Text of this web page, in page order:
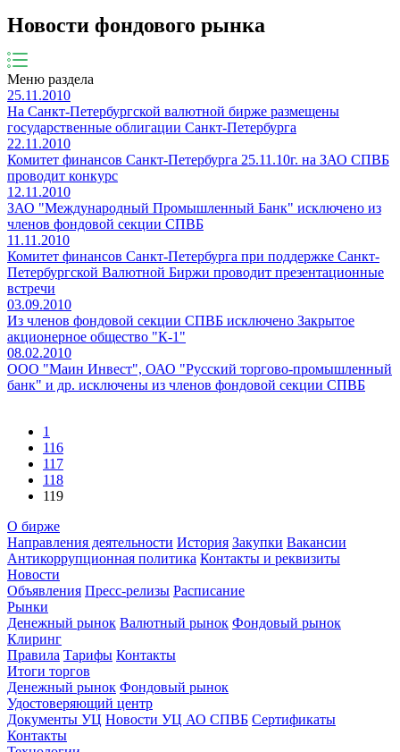
Новости фондового рынка
Меню раздела
25.11.2010
На Санкт-Петербургской валютной бирже размещены
государственные облигации Санкт-Петербурга
22.11.2010
Комитет финансов Санкт-Петербурга 25.11.10г. на ЗАО СПВБ
проводит конкурс
12.11.2010
ЗАО "Международный Промышленный Банк" исключено из
членов фондовой секции СПВБ
11.11.2010
Комитет финансов Санкт-Петербурга при поддержке Санкт-
Петербургской Валютной Биржи проводит презентационные
встречи
03.09.2010
Из членов фондовой секции СПВБ исключено Закрытое
акционерное общество "К-1"
08.02.2010
ООО "Маин Инвест", ОАО "Русский торгово-промышленный
банк" и др. исключены из членов фондовой секции СПВБ
1
116
117
118
119
О бирже
Направления деятельности История Закупки Вакансии
Антикоррупционная политика Контакты и реквизиты
Новости
Объявления Пресс-релизы Расписание
Рынки
Денежный рынок Валютный рынок Фондовый рынок
Клиринг
Правила Тарифы Контакты
Итоги торгов
Денежный рынок Фондовый рынок
Удостоверяющий центр
Документы УЦ Новости УЦ АО СПВБ Сертификаты
Контакты